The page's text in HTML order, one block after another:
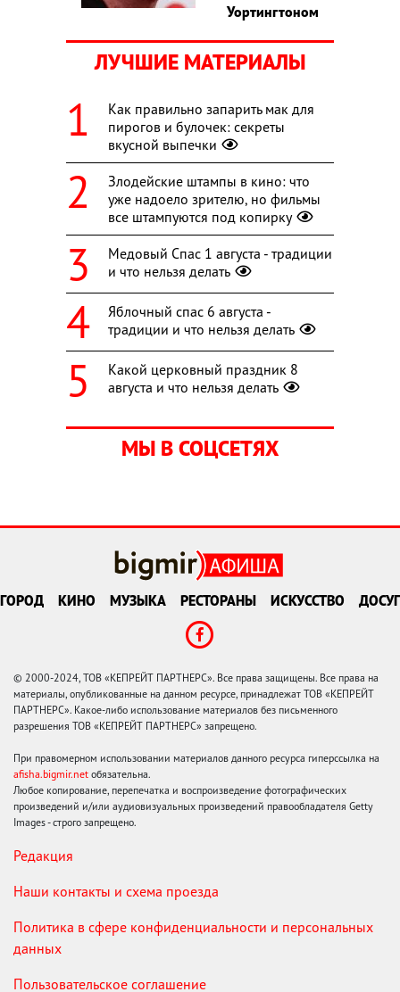
Уортингтоном
ЛУЧШИЕ МАТЕРИАЛЫ
Как правильно запарить мак для
пирогов и булочек: секреты
вкусной выпечки
Злодейские штампы в кино: что
уже надоело зрителю, но фильмы
все штампуются под копирку
Медовый Спас 1 августа - традиции
и что нельзя делать
Яблочный спас 6 августа -
традиции и что нельзя делать
Какой церковный праздник 8
августа и что нельзя делать
МЫ В СОЦСЕТЯХ
ГОРОД КИНО МУЗЫКА РЕСТОРАНЫ ИСКУССТВО ДОСУГ
© 2000-2024, ТОВ «КЕПРЕЙТ ПАРТНЕРС». Все права защищены. Все права на
материалы, опубликованные на данном ресурсе, принадлежат ТОВ «КЕПРЕЙТ
ПАРТНЕРС». Какое-либо использование материалов без письменного
разрешения ТОВ «КЕПРЕЙТ ПАРТНЕРС» запрещено.
При правомерном использовании материалов данного ресурса гиперссылка на
afisha.bigmir.net обязательна.
Любое копирование, перепечатка и воспроизведение фотографических
произведений и/или аудиовизуальных произведений правообладателя Getty
Images - строго запрещено.
Редакция
Наши контакты и схема проезда
Политика в сфере конфиденциальности и персональных
данных
Пользовательское соглашение